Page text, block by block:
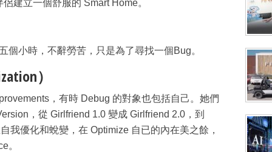
建立一個舒服的 Smart Home。
個小時，不辭勞苦，只是為了尋找一個Bug。
）
，有時 Debug 的對象也包括自己。她們
，從 Girlfriend 1.0 變成 Girlfriend 2.0，到
我優化和蛻變，在 Optimize 自已的內在美之餘，
。